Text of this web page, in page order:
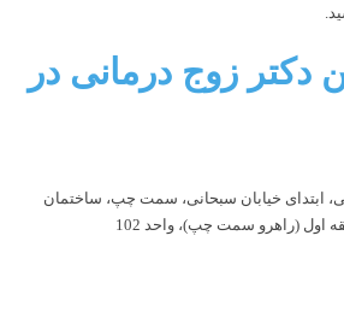
دکتر زوج درمانی در
ابتدای خیابان سبحانی، سمت چپ، ساختمان